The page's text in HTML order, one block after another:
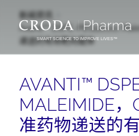
CONTENT
MENU
SMART SCIENCE TO IMPROVE LIVES™
新闻资讯
Avanti™ DSPE-PEG(2000)
递送的有效靶向载体
AVANTI™
MALEIMIDE，
准药物递送的